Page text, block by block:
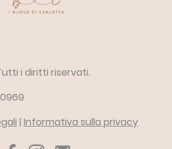
i diritti riservati.
| Informativa sulla privacy